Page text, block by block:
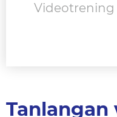
Videotrening
Tanlangan